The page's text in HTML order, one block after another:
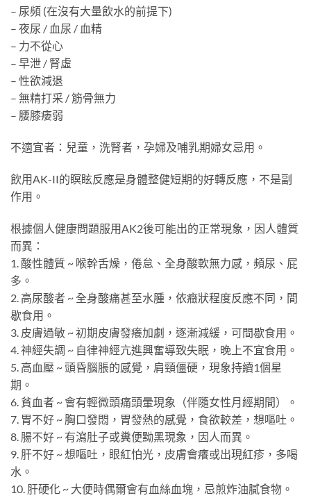
– 尿頻 (在沒有大量飲水的前提下)
– 夜尿 / 血尿 / 血精
– 力不從心
– 早泄 / 腎虛
– 性欲減退
– 無精打采 / 筋骨無力
– 腰膝痿弱
不適宜者：兒童，洗腎者，孕婦及哺乳期婦女忌用。
飲用AK-II的瞑眩反應是身體整健短期的好轉反應，不是副
作用。
根據個人健康問題服用AK2後可能出的正常現象，因人體質
而異：
1. 酸性體質 ~ 喉幹舌燥，倦怠、全身酸軟無力感，頻尿、屁
多。
2. 高尿酸者 ~ 全身酸痛甚至水腫，依癥狀程度反應不同，間
歇食用。
3. 皮膚過敏 ~ 初期皮膚發癢加劇，逐漸減緩，可間歇食用。
4. 神經失調 ~ 自律神經亢進興奮導致失眠，晚上不宜食用。
5. 高血壓 ~ 頭昏腦脹的感覺，肩頸僵硬，現象持續1個星
期。
6. 貧血者 ~ 會有輕微頭痛頭暈現象（伴隨女性月經期間）。
7. 胃不好 ~ 胸口發悶，胃發熱的感覺，食欲較差，想嘔吐。
8. 腸不好 ~ 有瀉肚子或糞便黝黑現象，因人而異。
9. 肝不好 ~ 想嘔吐，眼紅怕光，皮膚會癢或出現紅疹，多喝
水。
10. 肝硬化 ~ 大便時偶爾會有血絲血塊，忌煎炸油膩食物。